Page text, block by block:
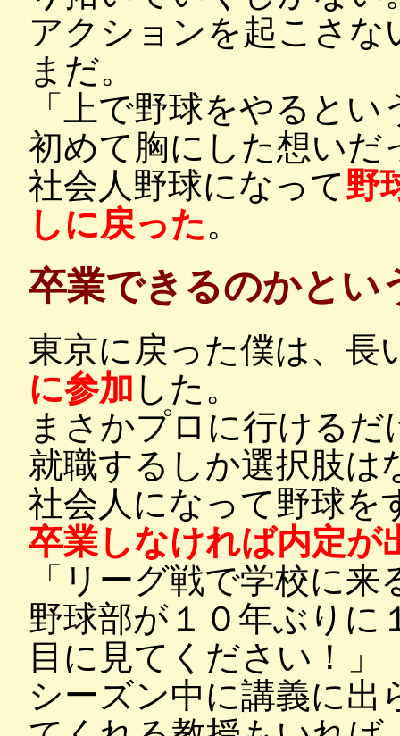
アクションを起こさ
まだ。
「上で野球をやると
初めて胸にした想いだ
社会人野球になって野
しに戻った。
卒業できるのかとい
東京に戻った僕は、長
に参加 した。
まさかプロに行ける
就職するしか選択肢は
社会人になって野球を
卒業しなければ内定が
「リーグ戦で学校に
野球部が１０年ぶり
目に見てください！」
シーズン中に講義に出